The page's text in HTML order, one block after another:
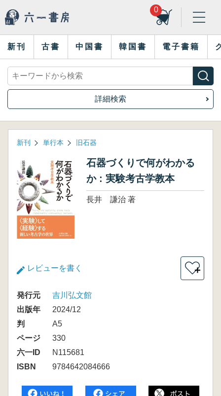
0
新刊 古書 中国書 韓国書 電子書籍
詳細検索
新刊 単行本 旧石器
石器づくりで何がわかる
か : 実験考古学教本
長井 謙治 著
レビューを書く ＋
発行元
吉川弘文館
出版年
2024/12
判
A5
ページ
330
六一ID
N115681
ISBN
9784642084666